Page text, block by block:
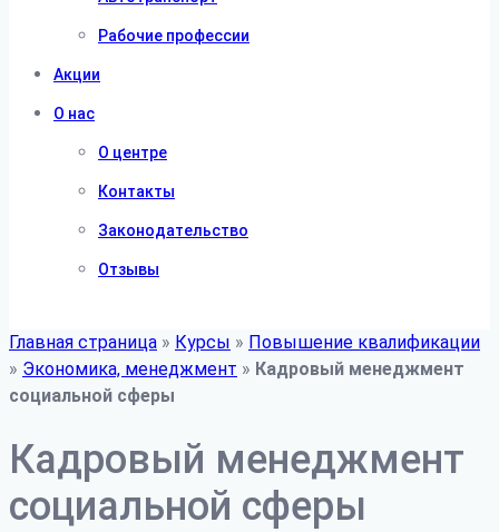
Рабочие профессии
Акции
О нас
О центре
Контакты
Законодательство
Отзывы
Главная страница » Курсы » Повышение квалификации
» Экономика, менеджмент » Кадровый менеджмент
социальной сферы
Кадровый менеджмент
социальной сферы